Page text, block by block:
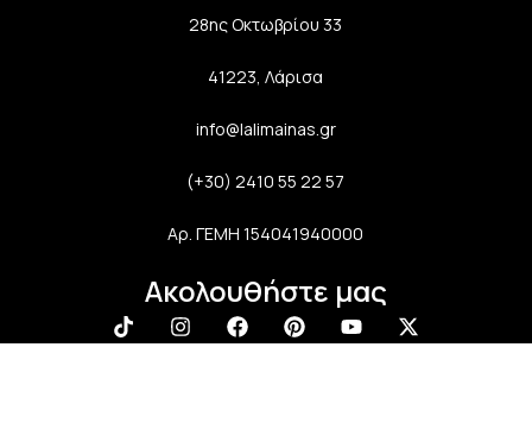
28ης Οκτωβρίου 33
41223, Λάρισα
info@lalimainas.gr
(+30) 2410 55 22 57
Αρ. ΓΕΜΗ 154041940000
Ακολουθήστε μας